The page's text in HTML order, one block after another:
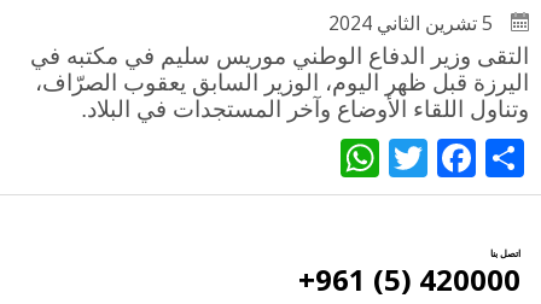
التقى وزير الدفاع الوطني موريس سليم في مكتبه في
اليرزة قبل ظهر اليوم، الوزير السابق يعقوب الصرّاف،
وتناول اللقاء الأوضاع وآخر المستجدات في البلاد.
Share
Facebook
Twitter
اتصل بنا
420000 (5) 961+